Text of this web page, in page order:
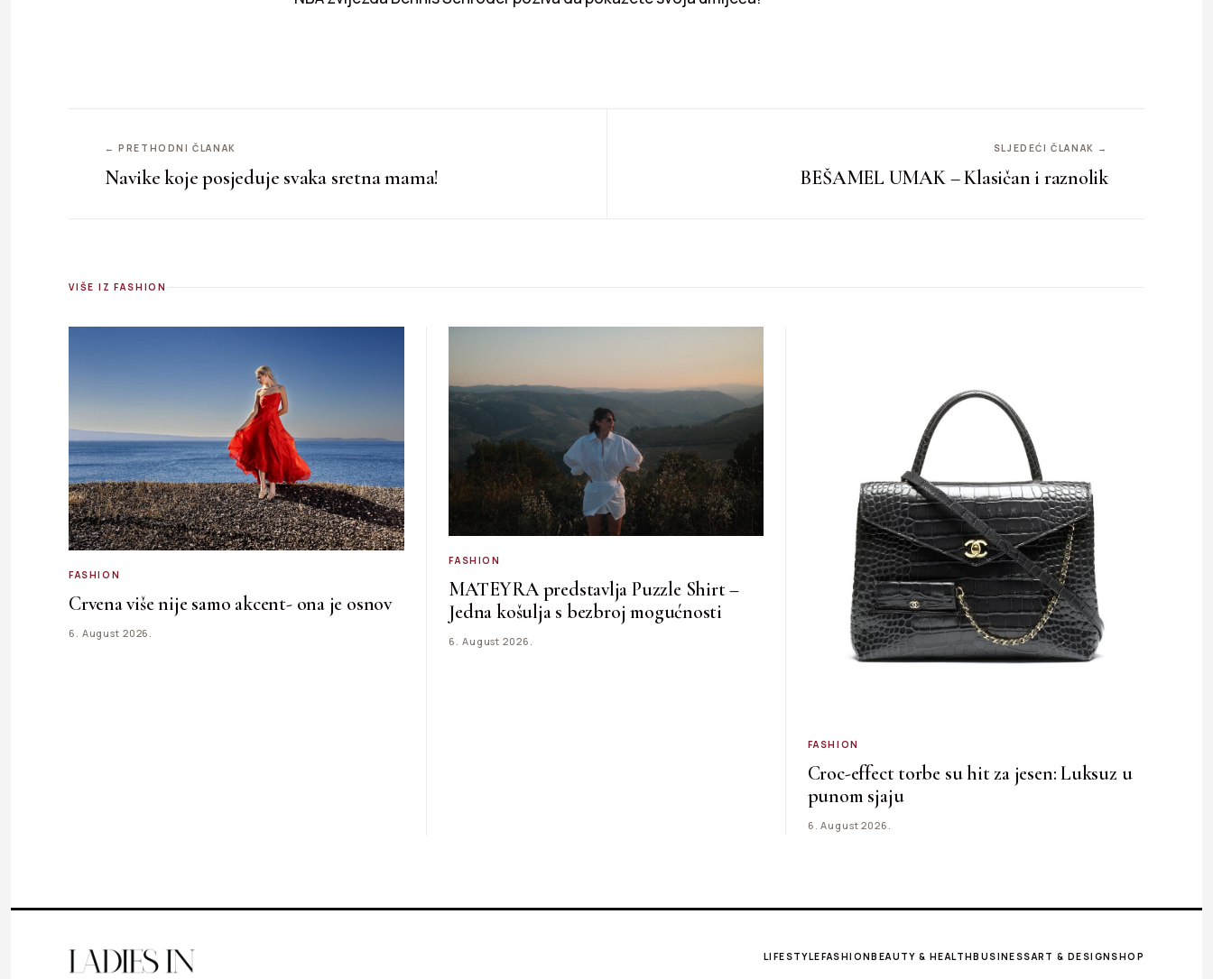
← PRETHODNI ČLANAK
Navike koje posjeduje svaka sretna mama!
SLJEDEĆI ČLANAK →
BEŠAMEL UMAK – Klasičan i raznolik
VIŠE IZ FASHION
FASHION
Crvena više nije samo akcent- ona je osnov
6. August 2026.
FASHION
MATEYRA predstavlja Puzzle Shirt –
Jedna košulja s bezbroj mogućnosti
6. August 2026.
FASHION
Croc-effect torbe su hit za jesen: Luksuz u
punom sjaju
6. August 2026.
LIFESTYLEFASHIONBEAUTY & HEALTHBUSINESSART & DESIGNSHOP